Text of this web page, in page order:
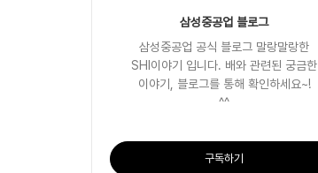
삼성중공업 블로그
삼성중공업 공식 블로그 말랑말랑한
SHI이야기 입니다. 배와 관련된 궁금한
이야기, 블로그를 통해 확인하세요~!
^^
구독하기